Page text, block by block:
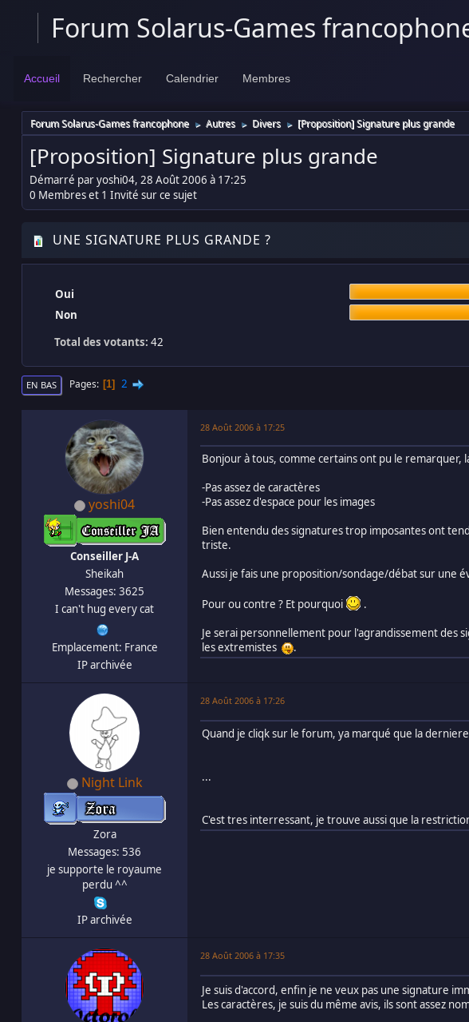
Forum Solarus-Games
Accueil Rechercher Calendrier Membres
Forum Solarus-Games francophone ► Autres ► Divers ► [Proposition] Signature plus grande
[Proposition] Signature plus grande
Démarré par yoshi04, 28 Août 2006 à 17:25
0 Membres et 1 Invité sur ce sujet
UNE SIGNATURE PLUS GRANDE ?
Oui
Non
Total des votants: 42
EN BAS Pages 1 2
yoshi04
Conseiller J-A
Sheikah
Messages: 3625
I can't hug every cat
Emplacement: France
IP archivée
28 Août 2006 à 17:25
Bonjour à tous, comme certains ont pu le remarquer,
-Pas assez de caractères
-Pas assez d'espace pour les images
Bien entendu des signatures trop imposantes ont
triste.
Aussi je fais une proposition/sondage/débat sur une
Pour ou contre ? Et pourquoi
.
Je serai personnellement pour l'agrandissement des
les extremistes
.
Night Link
Zora
Messages: 536
je supporte le royaume
perdu ^^
IP archivée
28 Août 2006 à 17:26
Quand je cliqk sur le forum, ya marqué que la
...
C'est tres interressant, je trouve aussi que la
28 Août 2006 à 17:35
Je suis d'accord, enfin je ne veux pas une signature
Les caractères, je suis du même avis, ils sont assez